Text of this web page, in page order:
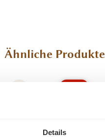
Details
Ähnliche Produkte